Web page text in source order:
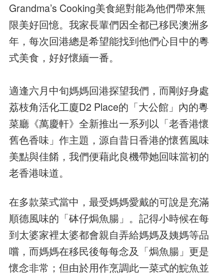
Grandma’s Cooking美食絕對能為他們帶來無
限美好回憶。我家長輩們因全都已移民澳洲多
年，每次回港總是希望能找到他們心目中的粵
式美食，好好懷緬一番。
適逢六月中旬媽媽回港探望我們，而剛好身處
荔枝角活化工廈D2 Place的「大公館」內的粵
菜廳《萬慶軒》全新推出一系列以「老香港懷
舊色香味」作主題，源自昔日香港的懷舊風味
美點與佳餚，我們便藉此良機帶她回味當初的
老香港味道。
在多款菜式當中，最受媽媽愛戴的可說是充滿
順德風味的「砵仔焗魚腸」。記得小時候在每
到太婆家裡太婆都會親自弄給媽媽及姨媽等品
嚐，而媽媽在移民後每每念及「焗魚腸」更是
懷念非常；但由於用作烹調此一菜式的鯇魚並